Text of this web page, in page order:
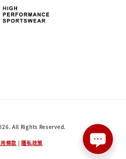
All Rights Reserved.
條款 |隱私政策